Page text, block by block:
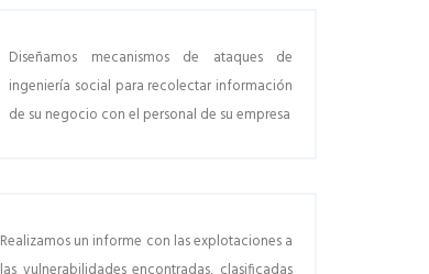
Diseñamos mecanismos de ataques de
ingeniería social para recolectar información
de su negocio con el personal de su empresa
Realizamos un informe con las explotaciones a